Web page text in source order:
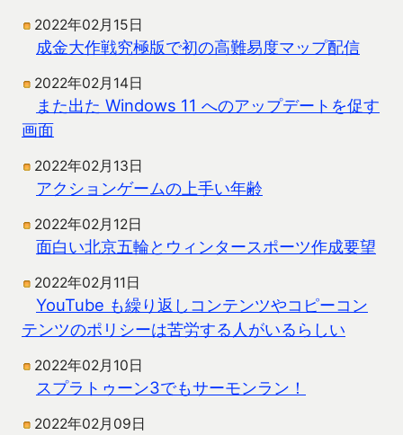
2022年02月15日
成金大作戦究極版で初の高難易度マップ配信
2022年02月14日
また出た Windows 11 へのアップデートを促す
画面
2022年02月13日
アクションゲームの上手い年齢
2022年02月12日
面白い北京五輪とウィンタースポーツ作成要望
2022年02月11日
YouTube も繰り返しコンテンツやコピーコン
テンツのポリシーは苦労する人がいるらしい
2022年02月10日
スプラトゥーン3でもサーモンラン！
2022年02月09日